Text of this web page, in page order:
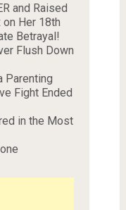
and Raised
Her 18th
Betrayal!
Flush Down
Parenting
Fight Ended
in the Most